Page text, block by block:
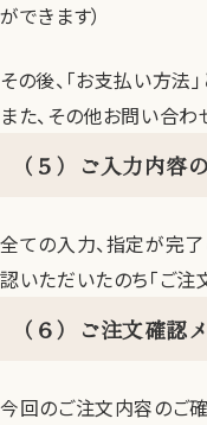
ができます）
その後、「お支払い方法
また、その他お問い合
（５）ご入力内容
全ての入力、指定が完
認いただいたのち「ご注
（６）ご注文確認
今回のご注文内容のご